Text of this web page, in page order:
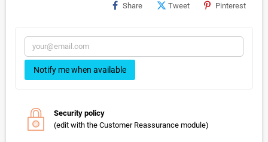
Share Tweet Pinterest
Notify me when available
Security policy
(edit with the Customer Reassurance module)